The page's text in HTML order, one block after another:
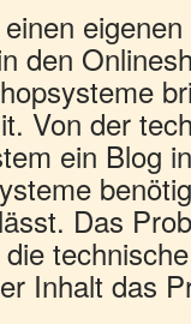
den
Von der
ein Blog
Das
Inhalt das